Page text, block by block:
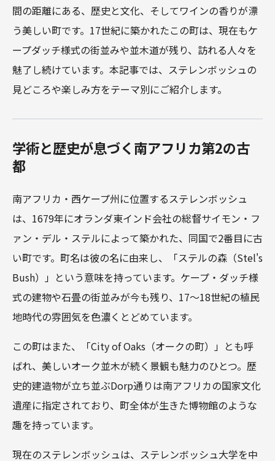
間の距離にある、歴史と文化、そしてワインの香りが漂
う美しい町です。17世紀に築かれたこの町は、現在もケ
ープダッチ様式の街並みや並木道が残り、訪れる人々を
魅了し続けています。本記事では、ステレンボッシュの
見どころや楽しみ方をテーマ別にご紹介します。
学術と歴史が息づく南アフリカ第2の古
都
南アフリカ・西ケープ州に位置するステレンボッシュ
は、1679年にオランダ東インド会社の総督サイモン・フ
ァン・デル・ステルによって築かれた、同国で2番目に古
い町です。町名は彼の名に由来し、「ステルの森（Stel's
Bush）」という意味を持っています。ケープ・ダッチ様
式の建物や石畳の街並みが今も残り、17～18世紀の植民
地時代の雰囲気を色濃くとどめています。
この町はまた、「City of Oaks（オークの町）」とも呼
ばれ、美しいオーク並木が続く景観も魅力のひとつ。歴
史的建造物が立ち並ぶDorp通りは南アフリカの国家文化
遺産に指定されており、町全体が生きた博物館のような
趣を持っています。
現在のステレンボッシュは、ステレンボッシュ大学を中